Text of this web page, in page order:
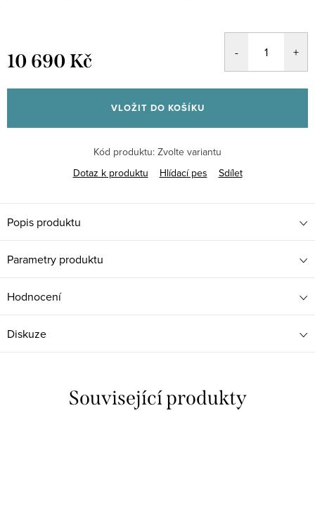
10 690 Kč
cena:
VLOŽIT DO KOŠÍKU
Kód produktu: Zvolte variantu
Dotaz k produktu
Hlídací pes Sdílet
Popis produktu
Parametry produktu
Hodnocení
Diskuze
Související produkty